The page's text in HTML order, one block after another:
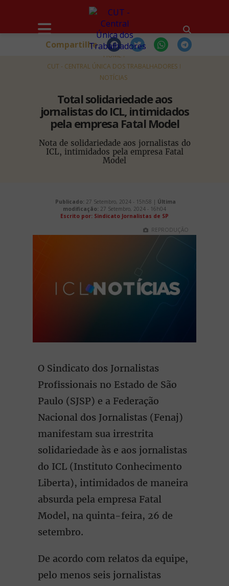
HOME
CUT - CENTRAL ÚNICA DOS TRABALHADORES
NOTÍCIAS
Total solidariedade aos
jornalistas do ICL, intimidados
pela empresa Fatal Model
Nota de solidariedade aos jornalistas do
ICL, intimidados pela empresa Fatal
Model
Compartilhe
Publicado: 27 Setembro, 2024 - 15h58 | Última
modificação: 27 Setembro, 2024 - 16h04
Escrito por: Sindicato Jornalistas de SP
REPRODUÇÃO
O Sindicato dos Jornalistas
Profissionais no Estado de São
Paulo (SJSP) e a Federação
Nacional dos Jornalistas (Fenaj)
manifestam sua irrestrita
solidariedade às e aos jornalistas
do ICL (Instituto Conhecimento
Liberta), intimidados de maneira
absurda pela empresa Fatal
Model, na quinta-feira, 26 de
setembro.
De acordo com relatos da equipe,
pelo menos seis jornalistas